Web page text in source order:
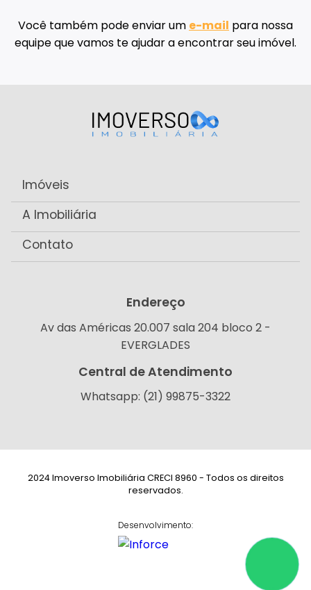
Você também pode enviar um e-mail para nossa
equipe que vamos te ajudar a encontrar seu imóvel.
Imóveis
A Imobiliária
Contato
Endereço
Av das Américas 20.007 sala 204 bloco 2 -
EVERGLADES
Central de Atendimento
Whatsapp: (21) 99875-3322
2024 Imoverso Imobiliária CRECI 8960 - Todos os direitos
reservados.
Desenvolvimento: